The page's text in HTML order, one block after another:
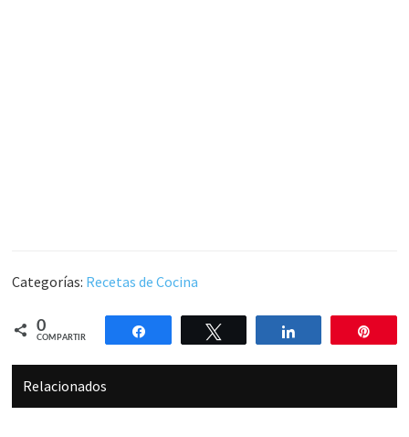
Categorías: Recetas de Cocina
0
COMPARTIR
Compartir Compartir
Relacionados